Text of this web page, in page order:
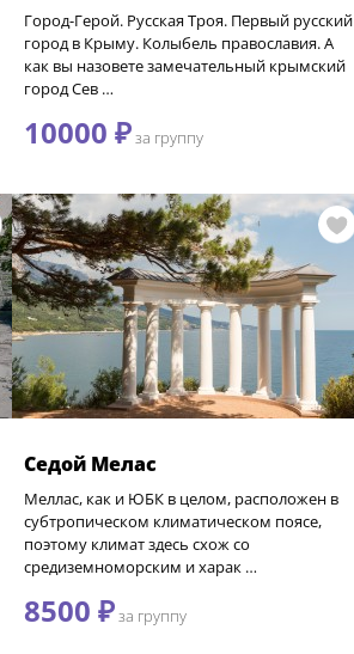
Город-Герой. Русская Троя. Первый русский
город в Крыму. Колыбель православия. А
как вы назовете замечательный крымский
город Сев …
10000 ₽за группу
Седой Мелас
Меллас, как и ЮБК в целом, расположен в
субтропическом климатическом поясе,
поэтому климат здесь схож со
средиземноморским и харак …
8500 ₽за группу